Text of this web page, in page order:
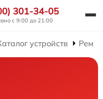
301-34-05
с 9:00 до 21:00
устройств